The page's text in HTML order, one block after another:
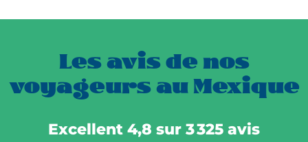
Les avis de nos
voyageurs au Mexique
Excellent 4,8 sur 3 325 avis